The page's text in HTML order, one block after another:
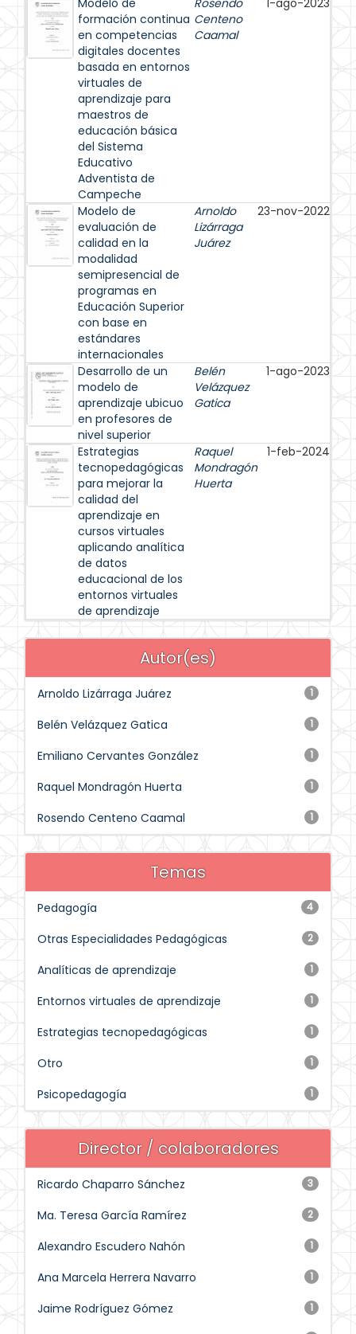
Modelo de
formación continua
en competencias
digitales docentes
basada en entornos
virtuales de
aprendizaje para
maestros de
educación básica
del Sistema
Educativo
Adventista de
Campeche
Rosendo
Centeno
Caamal
1-ago-2023
Modelo de
evaluación de
calidad en la
modalidad
semipresencial de
programas en
Educación Superior
con base en
estándares
internacionales
Arnoldo
Lizárraga
Juárez
23-nov-2022
Desarrollo de un
modelo de
aprendizaje ubicuo
en profesores de
nivel superior
Belén
Velázquez
Gatica
1-ago-2023
Estrategias
tecnopedagógicas
para mejorar la
calidad del
aprendizaje en
cursos virtuales
aplicando analítica
de datos
educacional de los
entornos virtuales
de aprendizaje
Raquel
Mondragón
Huerta
1-feb-2024
Autor(es)
1
Arnoldo Lizárraga Juárez
1
Belén Velázquez Gatica
1
Emiliano Cervantes González
1
Raquel Mondragón Huerta
1
Rosendo Centeno Caamal
Temas
4
Pedagogía
2
Otras Especialidades Pedagógicas
1
Analíticas de aprendizaje
1
Entornos virtuales de aprendizaje
1
Estrategias tecnopedagógicas
1
Otro
1
Psicopedagogía
Director / colaboradores
3
Ricardo Chaparro Sánchez
2
Ma. Teresa García Ramírez
1
Alexandro Escudero Nahón
1
Ana Marcela Herrera Navarro
1
Jaime Rodríguez Gómez